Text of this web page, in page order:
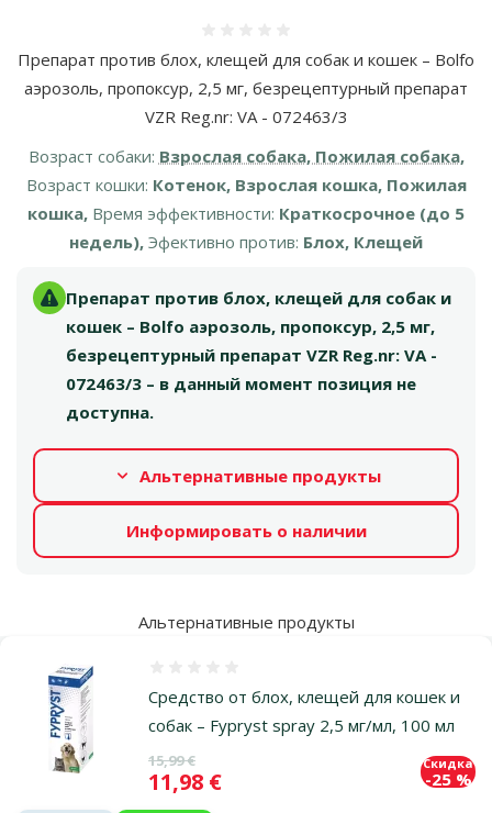
Препарат против блох, клещей для собак и кошек – Bolfo
аэрозоль, пропоксур, 2,5 мг, безрецептурный препарат
VZR Reg.nr: VA - 072463/3
Возраст собаки: Взрослая собака, Пожилая собака,
Возраст кошки: Котенок, Взрослая кошка, Пожилая
кошка, Время эффективности: Краткосрочное (до 5
недель), Эфективно против: Блох, Клещей
Препарат против блох, клещей для собак и
кошек – Bolfo аэрозоль, пропоксур, 2,5 мг,
безрецептурный препарат VZR Reg.nr: VA -
072463/3 – в данный момент позиция не
доступна.
Альтернативные продукты
Информировать о наличии
Альтернативные продукты
Средство от блох, клещей для кошек и
собак – Fypryst spray 2,5 мг/мл, 100 мл
Исходная цена
15,99 €
Цена
11,98 €
Скидка
-25 %